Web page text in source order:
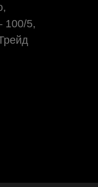
100/5,